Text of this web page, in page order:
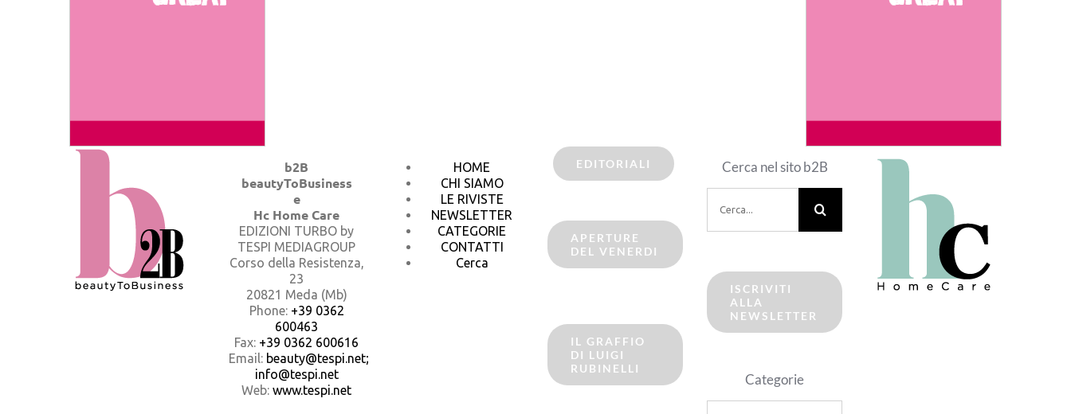
b2B
beautyToBusiness
e
Hc Home Care
EDIZIONI TURBO by
TESPI MEDIAGROUP
Corso della Resistenza,
23
20821 Meda (Mb)
Phone: +39 0362
600463
Fax: +39 0362 600616
Email: beauty@tespi.net;
info@tespi.net
Web: www.tespi.net
HOME
CHI SIAMO
LE RIVISTE
NEWSLETTER
CATEGORIE
CONTATTI
Cerca
EDITORIALI
APERTURE
DEL VENERDI
IL GRAFFIO
DI LUIGI
RUBINELLI
Cerca nel sito b2B
per:
ISCRIVITI
ALLA
NEWSLETTER
Categorie